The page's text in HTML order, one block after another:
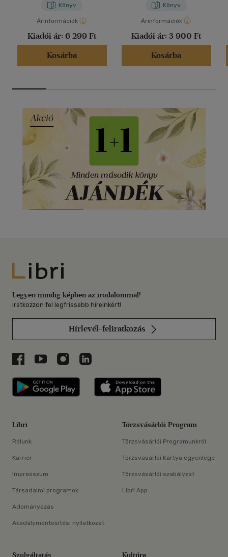
Könyv
Árinformációk
Kiadói ár: 6 299 Ft
Kosárba
Könyv
Árinformációk
Kiadói ár: 3 900 Ft
Kosárba
Libri
Legyen mindig képben az irodalommal!
Iratkozzon fel legfrissebb híreinkért!
Hírlevél-feliratkozás
Libri a Facebookon
Libri a Youtube-on
Libri az Instagramon
Libri a LinkedInen
Libri applikáció Szerezd meg: Google
Libri
Rólunk
Karrier
Impresszum
Társadalmi programok
Adományozás
Akadálymentesítési nyilatkozat
Törzsvásárlói Program
Törzsvásárlói Programunkról
Törzsvásárlói Kártya egyenlege
Törzsvásárlói szabályzat
Libri App